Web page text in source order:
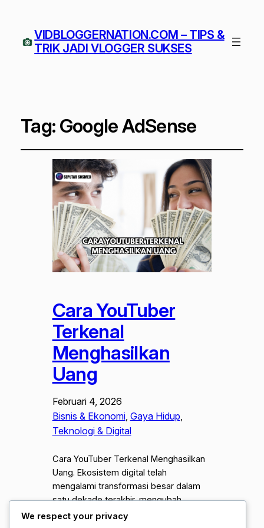
VIDBLOGGERNATION.COM – TIPS &
TRIK JADI VLOGGER SUKSES
Tag: Google AdSense
Cara YouTuber
Terkenal
Menghasilkan
Uang
Februari 4, 2026
Bisnis & Ekonomi, Gaya Hidup
Teknologi & Digital
Cara YouTuber Terkenal Menghasilkan
Uang. Ekosistem digital telah
mengalami transformasi besar dalam
satu dekade terakhir, mengubah
platform berbagi video menjadi industri
We respect your privacy